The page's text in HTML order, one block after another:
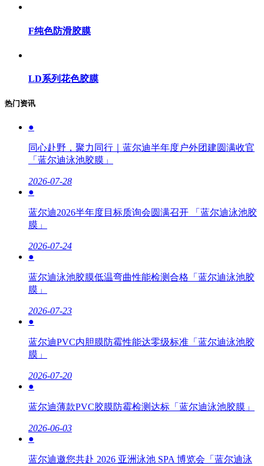
F纯色防滑胶膜
LD系列花色胶膜
热门资讯
●
同心赴野，聚力同行｜蓝尔迪半年度户外团建圆满收官
「蓝尔迪泳池胶膜」
2026-07-28
●
蓝尔迪2026半年度目标质询会圆满召开 「蓝尔迪泳池胶
膜」
2026-07-24
●
蓝尔迪泳池胶膜低温弯曲性能检测合格「蓝尔迪泳池胶
膜」
2026-07-23
●
蓝尔迪PVC内胆膜防霉性能达零级标准「蓝尔迪泳池胶
膜」
2026-07-20
●
蓝尔迪薄款PVC胶膜防霉检测达标「蓝尔迪泳池胶膜」
2026-06-03
●
蓝尔迪邀您共赴 2026 亚洲泳池 SPA 博览会「蓝尔迪泳